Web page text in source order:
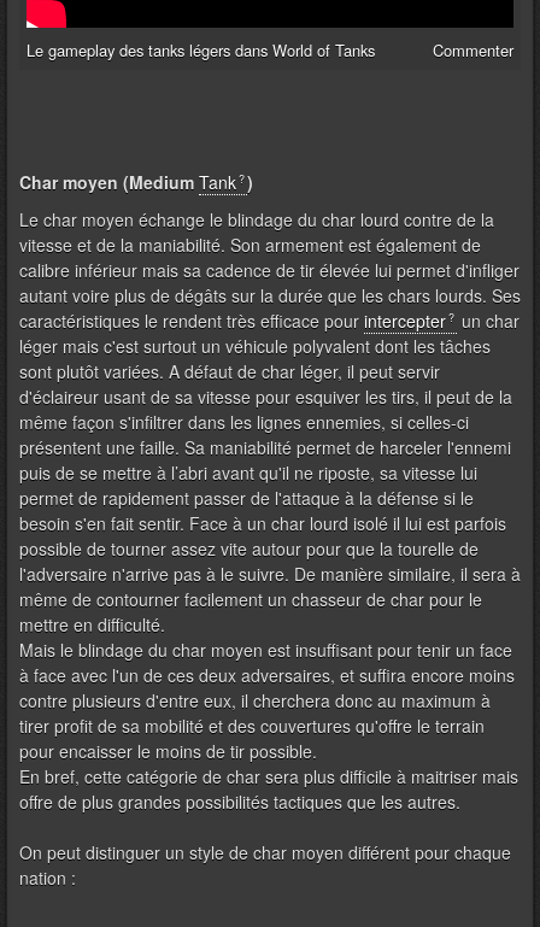
Commenter
Le gameplay des tanks légers dans World of Tanks
Char moyen (Medium Tank )
Le char moyen échange le blindage du char lourd contre de la
vitesse et de la maniabilité. Son armement est également de
calibre inférieur mais sa cadence de tir élevée lui permet d'infliger
autant voire plus de dégâts sur la durée que les chars lourds. Ses
caractéristiques le rendent très efficace pour intercepter
un char
léger mais c'est surtout un véhicule polyvalent dont les tâches
sont plutôt variées. A défaut de char léger, il peut servir
d'éclaireur usant de sa vitesse pour esquiver les tirs, il peut de la
même façon s'infiltrer dans les lignes ennemies, si celles-ci
présentent une faille. Sa maniabilité permet de harceler l'ennemi
puis de se mettre à l’abri avant qu'il ne riposte, sa vitesse lui
permet de rapidement passer de l'attaque à la défense si le
besoin s'en fait sentir. Face à un char lourd isolé il lui est parfois
possible de tourner assez vite autour pour que la tourelle de
l'adversaire n'arrive pas à le suivre. De manière similaire, il sera à
même de contourner facilement un chasseur de char pour le
mettre en difficulté.
Mais le blindage du char moyen est insuffisant pour tenir un face
à face avec l'un de ces deux adversaires, et suffira encore moins
contre plusieurs d'entre eux, il cherchera donc au maximum à
tirer profit de sa mobilité et des couvertures qu'offre le terrain
pour encaisser le moins de tir possible.
En bref, cette catégorie de char sera plus difficile à maitriser mais
offre de plus grandes possibilités tactiques que les autres.
On peut distinguer un style de char moyen différent pour chaque
nation :